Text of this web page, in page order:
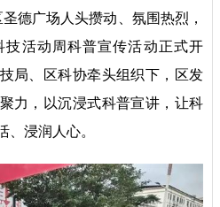
德广场人头攒动、氛围热烈，
活动周科普宣传活动正式开
局、区科协牵头组织下，区发
力，以沉浸式科普宣讲，让科
、浸润人心。